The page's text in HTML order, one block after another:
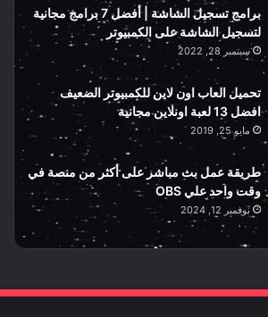
برامج تسجيل الشاشة | أفضل 7 برامج مجانية
لتسجيل الشاشة على الكمبيوتر
سبتمبر 28, 2022
تحميل العاب اون لاين للكمبيوتر الضعيف
افضل 13 لعبة اونلاين مجانية
مايو 25, 2019
طريقة عمل بث مباشر على أكثر من منصة في
وقت واحد علي OBS
نوفمبر 12, 2024